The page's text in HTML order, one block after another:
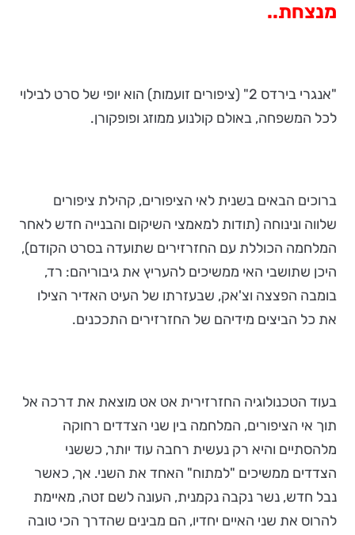
מנצחת..
"אנגרי בירדס 2" (ציפורים זועמות) הוא יופי של סרט לבילוי
לכל המשפחה, באולם קולנוע ממוזג ופופקורן.
ברוכים הבאים בשנית לאי הציפורים, קהילת ציפורים
שלווה ונינוחה (תודות למאמצי השיקום והבנייה חדש לאחר
המלחמה הכוללת עם החזרזירים שתועדה בסרט הקודם),
היכן שתושבי האי ממשיכים להעריץ את גיבוריהם: רד,
בומבה הפצצה וצ'אק, שבעזרתו של העיט האדיר הצילו
את כל הביצים מידיהם של החזרזירים התככנים.
בעוד הטכנולוגיה החזרזירית אט אט מוצאת את דרכה אל
תוך אי הציפורים, המלחמה בין שני הצדדים רחוקה
מלהסתיים והיא רק נעשית רחבה עוד יותר, כששני
הצדדים ממשיכים "למתוח" האחד את השני. אך, כאשר
נבל חדש, נשר נקבה נקמנית, העונה לשם זטה, מאיימת
להרוס את שני האיים יחדיו, הם מבינים שהדרך הכי טובה